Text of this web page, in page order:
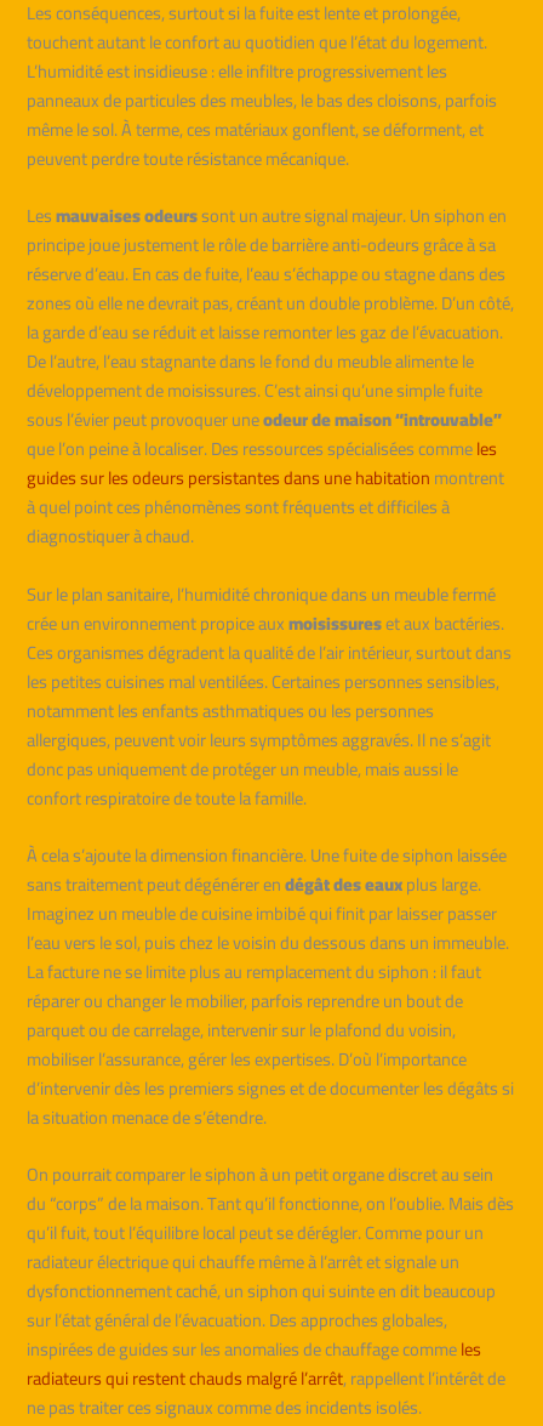
Les conséquences, surtout si la fuite est lente et prolongée,
touchent autant le confort au quotidien que l’état du logement.
L’humidité est insidieuse : elle infiltre progressivement les
panneaux de particules des meubles, le bas des cloisons, parfois
même le sol. À terme, ces matériaux gonflent, se déforment, et
peuvent perdre toute résistance mécanique.
Lesmauvaises odeurssont un autre signal majeur. Un siphon en
principe joue justement le rôle de barrière anti-odeurs grâce à sa
réserve d’eau. En cas de fuite, l’eau s’échappe ou stagne dans des
zones où elle ne devrait pas, créant un double problème. D’un côté,
la garde d’eau se réduit et laisse remonter les gaz de l’évacuation.
De l’autre, l’eau stagnante dans le fond du meuble alimente le
développement de moisissures. C’est ainsi qu’une simple fuite
sous l’évier peut provoquer uneodeur de maison “introuvable”
que l’on peine à localiser. Des ressources spécialisées commeles
guides sur les odeurs persistantes dans une habitationmontrent
à quel point ces phénomènes sont fréquents et difficiles à
diagnostiquer à chaud.
Sur le plan sanitaire, l’humidité chronique dans un meuble fermé
crée un environnement propice auxmoisissureset aux bactéries.
Ces organismes dégradent la qualité de l’air intérieur, surtout dans
les petites cuisines mal ventilées. Certaines personnes sensibles,
notamment les enfants asthmatiques ou les personnes
allergiques, peuvent voir leurs symptômes aggravés. Il ne s’agit
donc pas uniquement de protéger un meuble, mais aussi le
confort respiratoire de toute la famille.
À cela s’ajoute la dimension financière. Une fuite de siphon laissée
sans traitement peut dégénérer endégât des eauxplus large.
Imaginez un meuble de cuisine imbibé qui finit par laisser passer
l’eau vers le sol, puis chez le voisin du dessous dans un immeuble.
La facture ne se limite plus au remplacement du siphon : il faut
réparer ou changer le mobilier, parfois reprendre un bout de
parquet ou de carrelage, intervenir sur le plafond du voisin,
mobiliser l’assurance, gérer les expertises. D’où l’importance
d’intervenir dès les premiers signes et de documenter les dégâts si
la situation menace de s’étendre.
On pourrait comparer le siphon à un petit organe discret au sein
du “corps” de la maison. Tant qu’il fonctionne, on l’oublie. Mais dès
qu’il fuit, tout l’équilibre local peut se dérégler. Comme pour un
radiateur électrique qui chauffe même à l’arrêt et signale un
dysfonctionnement caché, un siphon qui suinte en dit beaucoup
sur l’état général de l’évacuation. Des approches globales,
inspirées de guides sur les anomalies de chauffage commeles
radiateurs qui restent chauds malgré l’arrêt, rappellent l’intérêt de
ne pas traiter ces signaux comme des incidents isolés.